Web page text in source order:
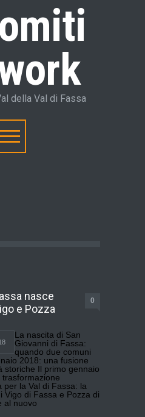
della Val di Fassa
nasce
e Pozza
0
La nascita di San
Giovanni di Fassa:
quando due comuni
2018: una fusione
storiche Il primo gennaio
per la Val di Fassa: la
Vigo di Fassa e Pozza di
al nuovo